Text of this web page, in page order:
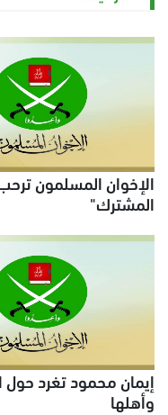
الإخوان المسلمون
المشترك"
إيمان محمود تغرد حول
وأهلها